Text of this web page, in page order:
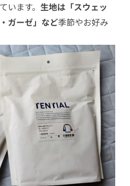
います。 生地は「スウェッ
ガーゼ」など季節やお好み